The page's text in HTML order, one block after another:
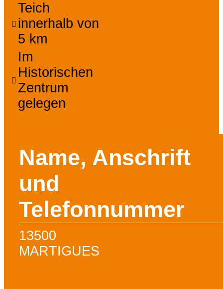
Teich
innerhalb von
5 km
Im
Historischen
Zentrum
gelegen
Name, Anschrift
und
Telefonnummer
13500
MARTIGUES